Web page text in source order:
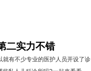
二实力不错
有不少专业的医护人员开设了诊